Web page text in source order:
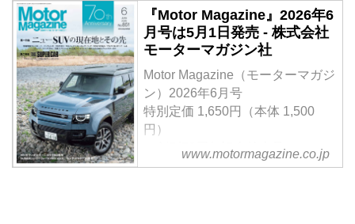
チャースタイルパッケージを備え
た車中泊仕様で、実際に使い倒
し、車中泊も行ってみた。便利な
装備を活かしたときに見えてくる
使い勝手やその快適性を検証しな
がら、フォレスターというSUVの
本質に迫る。（Motor Magazine
Web用に再編集）
兄弟車のどちらかを選ぶとき、デ
ザインの違いだけならカタログを
見れば十分だけだろう。でもそれ
だけではつまらない。初代の86／
BRZもそうだったが、走行面にお
けるキャラクターの違いがよくわ
かるからこそ選ぶ楽しさがあり、
湧くのかもしれない。
『Motor Magazine』2026年6
月号は5月1日発売 - 株式会社
モーターマガジン社
Motor Magazine（モーターマガジ
ン）2026年6月号
特別定価 1,650円（本体 1,500
円）
＜創刊70周年記念特大号＞
【第一特集】ニューSUVの現在地
www.motormagazine.co.jp